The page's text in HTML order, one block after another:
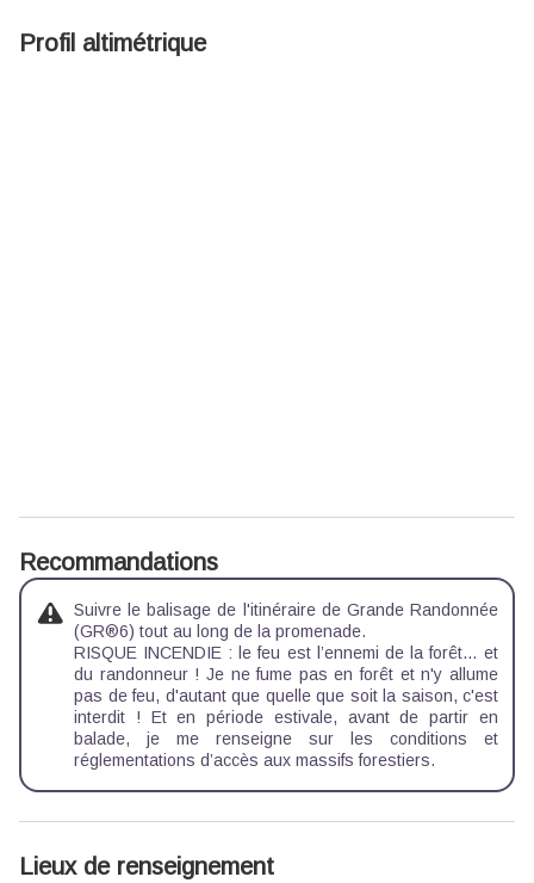
Profil altimétrique
Recommandations
Suivre le balisage de l'itinéraire de Grande Randonnée
(GR®6) tout au long de la promenade.
RISQUE INCENDIE : le feu est l’ennemi de la forêt… et
du randonneur ! Je ne fume pas en forêt et n'y allume
pas de feu, d'autant que quelle que soit la saison, c'est
interdit ! Et en période estivale, avant de partir en
balade, je me renseigne sur les conditions et
réglementations d’accès aux massifs forestiers.
Lieux de renseignement